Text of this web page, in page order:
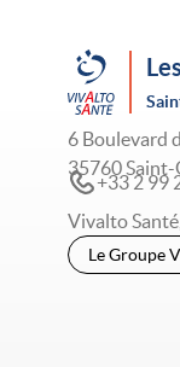
6 Boulevard
35760
+33 2 99
Vivalto
Le Groupe